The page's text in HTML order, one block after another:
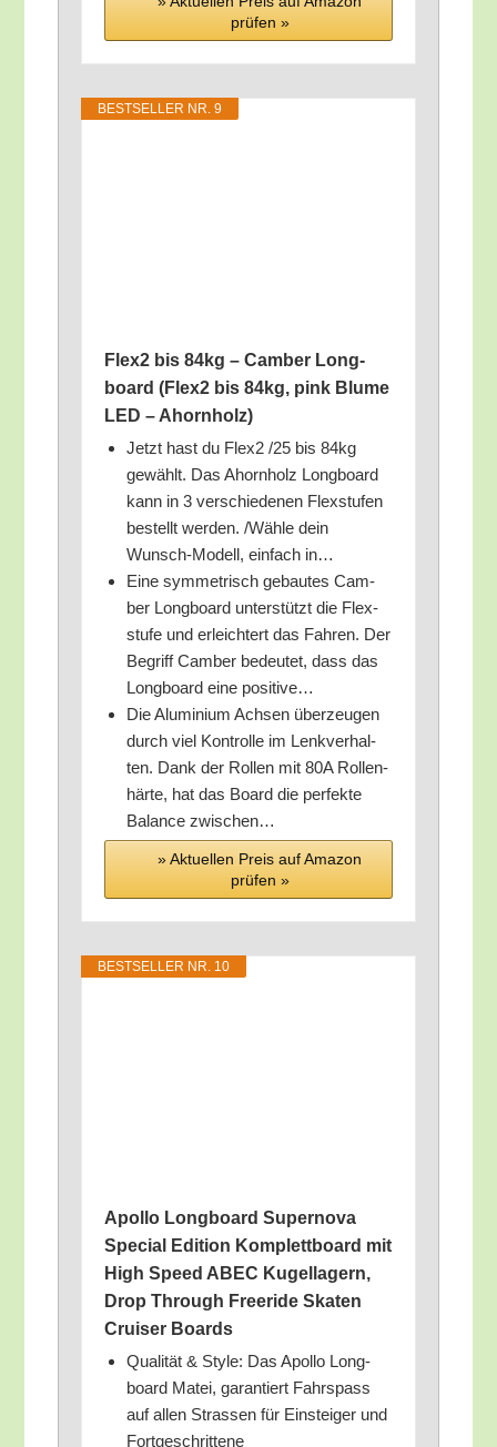
prü­fen »
BEST­SEL­LER NR. 9
Flex2 bis 84kg – Cam­ber Long­
board (Flex2 bis 84kg, pink Blu­me
LED – Ahornholz)
Jetzt hast du Flex2 /​25 bis 84kg
gewählt. Das Ahorn­holz Long­board
kann in 3 ver­schie­de­nen Flex­stu­fen
bestellt wer­den. /​Wäh­le dein
Wunsch-Modell, ein­fach in…
Eine sym­me­trisch gebau­tes Cam­
ber Long­board unter­stützt die Flex­
stu­fe und erleich­tert das Fah­ren. Der
Begriff Cam­ber bedeu­tet, dass das
Long­board eine positive…
Die Alu­mi­ni­um Ach­sen über­zeu­gen
durch viel Kon­trol­le im Lenk­ver­hal­
ten. Dank der Rol­len mit 80A Rol­len­
här­te, hat das Board die per­fek­te
Balan­ce zwischen…
» Aktu­el­len Preis auf Ama­zon
prü­fen »
BEST­SEL­LER NR. 10
Apol­lo Long­board Super­no­va
Spe­cial Edi­ti­on Kom­plett­board mit
High Speed ABEC Kugel­la­gern,
Drop Through Freeri­de Ska­ten
Crui­ser Boards
Qua­li­tät & Style: Das Apol­lo Long­
board Matei, garan­tiert Fahr­spass
auf allen Stras­sen für Ein­stei­ger und
Fortgeschrittene